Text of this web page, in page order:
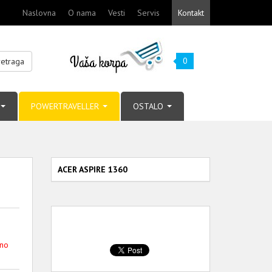
Naslovna O nama Vesti Servis Kontakt
0
POWERTRAVELLER OSTALO
ACER ASPIRE 1360